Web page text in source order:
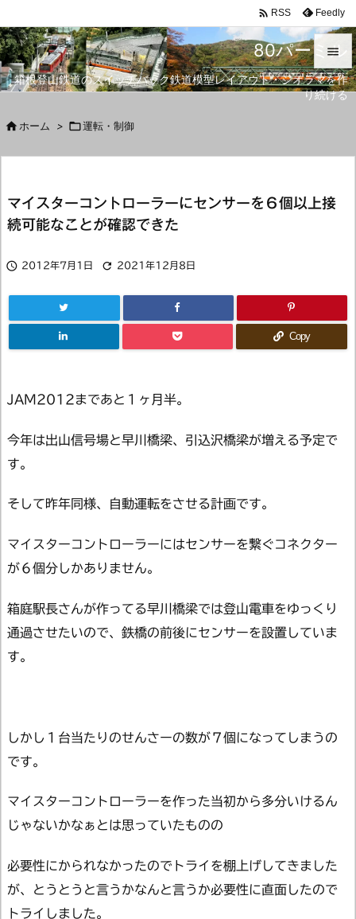
80パーミル
箱根登山鉄道のスイッチバック鉄道模型レイアウト・ジオラマを作
り続ける


メニュ

 RSS Feedly
 ホーム > 運転・制御
マイスターコントローラーにセンサーを６個以上接
続可能なことが確認できた
 2012年7月1日  2021年12月8日
Copy
JAM2012まであと１ヶ月半。
今年は出山信号場と早川橋梁、引込沢橋梁が増える予定で
す。
そして昨年同様、自動運転をさせる計画です。
マイスターコントローラーにはセンサーを繋ぐコネクター
が６個分しかありません。
箱庭駅長さんが作ってる早川橋梁では登山電車をゆっくり
通過させたいので、鉄橋の前後にセンサーを設置していま
す。
しかし１台当たりのせんさーの数が７個になってしまうの
です。
マイスターコントローラーを作った当初から多分いけるん
じゃないかなぁとは思っていたものの
必要性にかられなかったのでトライを棚上げしてきました
が、とうとうと言うかなんと言うか必要性に直面したので
トライしました。